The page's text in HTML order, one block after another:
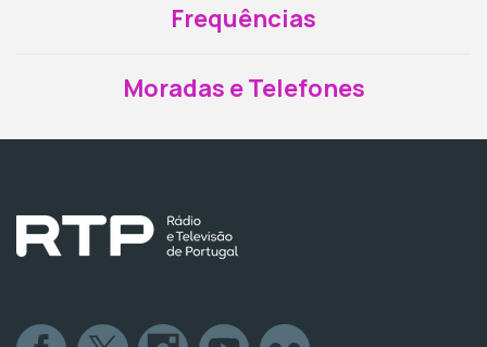
Frequências
Moradas e Telefones